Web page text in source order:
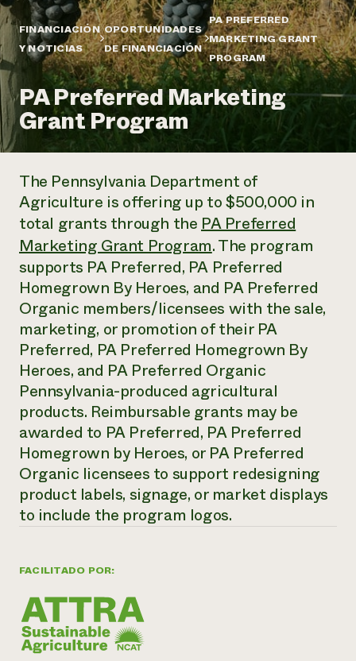
Informes anuales y financieros
Historias de impacto
Informe de
impacto 2024
LEER EL INFORME
Latinos en la agricultura
Sistemas alimentarios locales
Agricultura urbana
Las mujeres en la agricultura
Evento anual de reciclaje de productos electrónicos
Programa de descuentos de NorthWestern Energy
Servicios energéticos comerciales
Servicios energéticos residenciales
LIHEAP
Centro de intercambio de información AgriSolar
Blog
Podcasts
Publicaciones
Cursos cortos
Vídeos
Oportunidades de financiación
Noticias
Internship Hub
Buscar prácticas
Contratar a un becario
un
Llame a la
directa de
1-800-346-
Asociaciones empresariales
Donar
Donaciones planificadas
Boletín
Consultas de los medios de comunicación
Todos
contribuyen a la
resiliencia de la
comunidad.
DONAR AHORA
FINANCIACIÓN
Y NOTICIAS
OPORTUNIDADES
DE FINANCIACIÓN
PA PREFERRED
MARKETING GRANT
PROGRAM
PA Preferred Marketing
Grant Program
FACILITADO POR:
The Pennsylvania Department of
Agriculture is offering up to $500,000 in
total grants through thePA Preferred
Marketing Grant Program. The program
supports PA Preferred, PA Preferred
Homegrown By Heroes, and PA Preferred
Organic members/licensees with the sale,
marketing, or promotion of their PA
Preferred, PA Preferred Homegrown By
Heroes, and PA Preferred Organic
Pennsylvania-produced agricultural
products. Reimbursable grants may be
awarded to PA Preferred, PA Preferred
Homegrown by Heroes, or PA Preferred
Organic licensees to support redesigning
product labels, signage, or market displays
to include the program logos.